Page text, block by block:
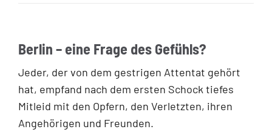
Berlin – eine Frage des Gefühls?
Jeder, der von dem gestrigen Attentat gehört
hat, empfand nach dem ersten Schock tiefes
Mitleid mit den Opfern, den Verletzten, ihren
Angehörigen und Freunden.